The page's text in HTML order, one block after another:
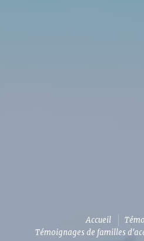
Accueil
Témoignages de familles